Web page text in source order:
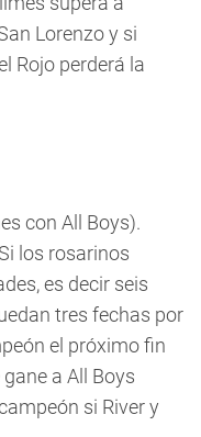
Lorenzo y si
Rojo perderá la
con All Boys).
los rosarinos
es decir seis
tres fechas por
el próximo fin
a All Boys
si River y